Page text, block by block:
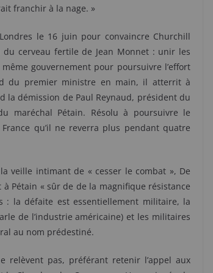
franchir à la nage. »
le 16 juin pour convaincre Churchill
du cerveau fertile de Jean Monnet : unir les
gouvernement pour poursuivre l’effort
du premier ministre en main, il atterrit à
la démission de Paul Reynaud, président du
maréchal Pétain. Résolu à poursuivre le
qu’il ne reverra plus pendant quatre
veille intimant de « cesser le combat », De
Pétain « sûr de de la magnifique résistance
: la défaite est essentiellement militaire, la
de l’industrie américaine) et les militaires
au nom prédestiné.
relèvent pas, préférant retenir l’appel aux